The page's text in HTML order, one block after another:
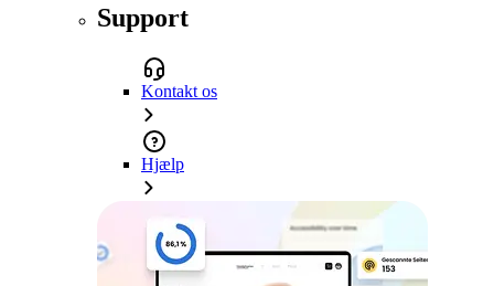
Support
Kontakt os
Hjælp